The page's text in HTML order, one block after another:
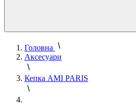
Головна
Аксесуари
Кепка AMI PARIS